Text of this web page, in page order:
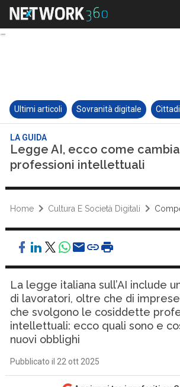
Ultimi articoli Sovranità digitale
LA GUIDA
Legge AI, ecco come
professioni intellettuali
Home Cultura E Società Digitali
La legge italiana sull’AI include
di lavoratori, oltre che di
che svolgono le cosiddette
intellettuali: ecco quali sono e
nuovi obblighi
Pubblicato il 22 ott 2025